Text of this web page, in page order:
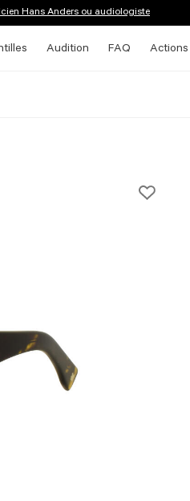
Hans Anders ou audiologiste
Audition FAQ Actions